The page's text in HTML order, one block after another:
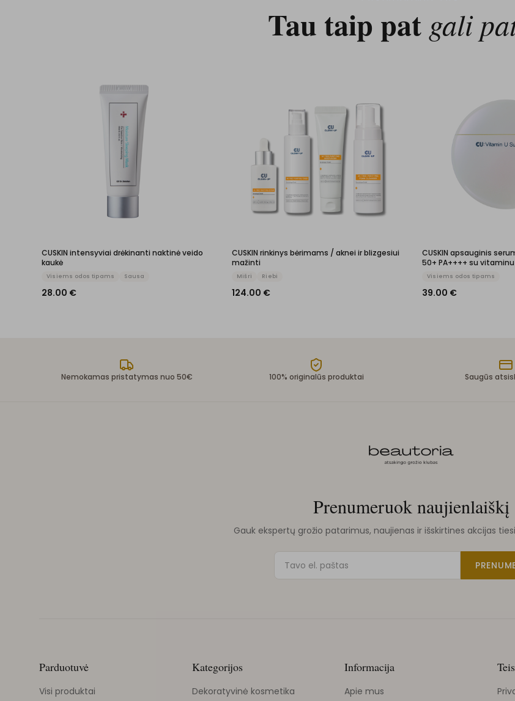
Tau taip pat gali
CUSKIN intensyviai drėkinanti naktinė veido
kaukė
Visiems odos tipams Sausa
28.00 €
CUSKIN rinkinys bėrimams / aknei ir blizgesiui
mažinti
Mišri Riebi
124.00 €
CUSKIN apsauginis
50+ PA++++ su vitaminu
Visiems odos tipams
39.00 €
Nemokamas pristatymas nuo 50€ 100% originalūs produktai Saugūs
Prenumeruok naujienlaiškį
Gauk ekspertų grožio patarimus, naujienas ir išskirtines akcijas
Parduotuvė
Visi produktai
Kategorijos
Dekoratyvinė kosmetika
Informacija
Apie mus